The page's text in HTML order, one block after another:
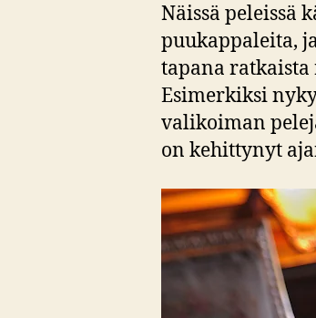
Näissä peleissä
puukappaleita,
tapana
Esimerkiksi
valikoiman
on kehittynyt